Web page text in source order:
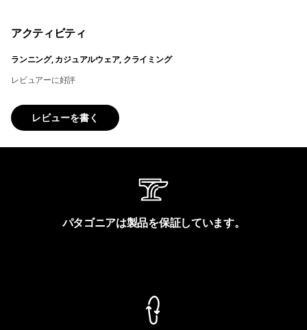
アクティビティ
ランニング, カジュアルウェア, クライミング
レビュアーに好評
レビューを書く
パタゴニアは製品を保証しています。